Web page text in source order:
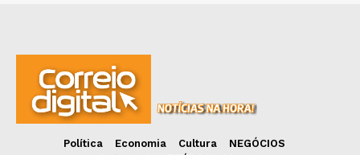
Política Economia Cultura
NEGÓCIOS